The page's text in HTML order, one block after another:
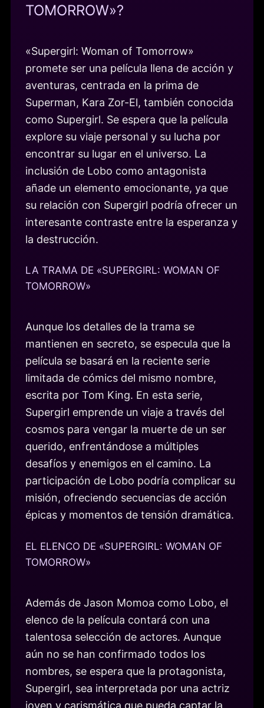
TOMORROW»?
«Supergirl: Woman of Tomorrow»
promete ser una película llena de acción y
aventuras, centrada en la prima de
Superman, Kara Zor-El, también conocida
como Supergirl. Se espera que la película
explore su viaje personal y su lucha por
encontrar su lugar en el universo. La
inclusión de Lobo como antagonista
añade un elemento emocionante, ya que
su relación con Supergirl podría ofrecer un
interesante contraste entre la esperanza y
la destrucción.
LA TRAMA DE «SUPERGIRL: WOMAN OF
TOMORROW»
Aunque los detalles de la trama se
mantienen en secreto, se especula que la
película se basará en la reciente serie
limitada de cómics del mismo nombre,
escrita por Tom King. En esta serie,
Supergirl emprende un viaje a través del
cosmos para vengar la muerte de un ser
querido, enfrentándose a múltiples
desafíos y enemigos en el camino. La
participación de Lobo podría complicar su
misión, ofreciendo secuencias de acción
épicas y momentos de tensión dramática.
EL ELENCO DE «SUPERGIRL: WOMAN OF
TOMORROW»
Además de Jason Momoa como Lobo, el
elenco de la película contará con una
talentosa selección de actores. Aunque
aún no se han confirmado todos los
nombres, se espera que la protagonista,
Supergirl, sea interpretada por una actriz
joven y carismática que pueda captar la